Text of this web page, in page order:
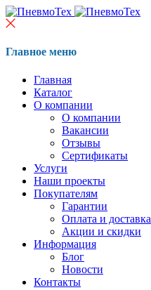
Главное меню
Главная
Каталог
О компании
О компании
Вакансии
Отзывы
Сертификаты
Услуги
Наши проекты
Покупателям
Гарантии
Оплата и доставка
Акции и скидки
Информация
Блог
Новости
Контакты